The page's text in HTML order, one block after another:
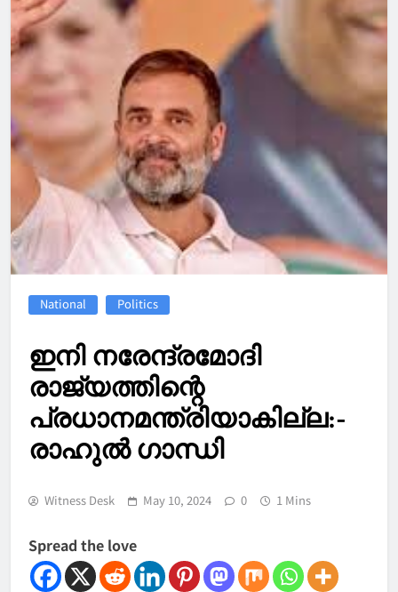
National Politics
ഇനി നരേന്ദ്രമോദി
രാജ്യത്തിന്റെ
പ്രധാനമന്ത്രിയാകില്ല:-
രാഹുല്‍ ഗാന്ധി
Witness Desk May 10, 2024 0 1 Mins
Spread the love